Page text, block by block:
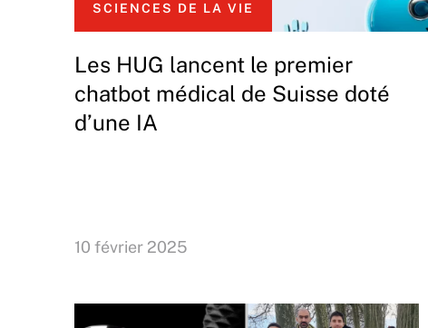
SCIENCES DE LA VIE
Les HUG lancent le premier
chatbot médical de Suisse doté
d’une IA
10 février 2025